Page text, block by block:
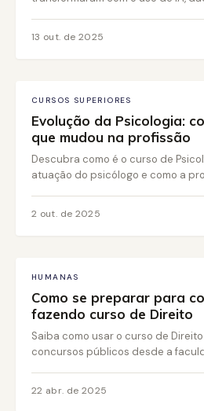
13 out. de 2025
CURSOS SUPERIORES
Evolução da Psicologia:
que mudou na profissão
Descubra como é o curso de
atuação do psicólogo e como a
2 out. de 2025
HUMANAS
Como se preparar para
fazendo curso de Direito
Saiba como usar o curso de
concursos públicos desde a
22 abr. de 2025